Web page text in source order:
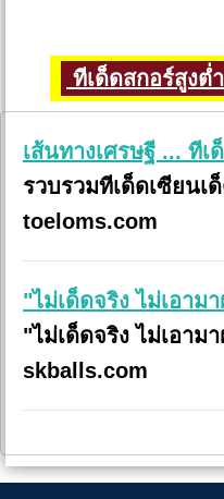
ทีเด็ดสกอร์สูงต่ำ
เส้นทางเศรษฐี ... ที
รวบรวมทีเด็ดเซียนเ
toeloms.com
"ไม่เด็ดจริง ไม่เอาม
"ไม่เด็ดจริง ไม่เอาม
skballs.com